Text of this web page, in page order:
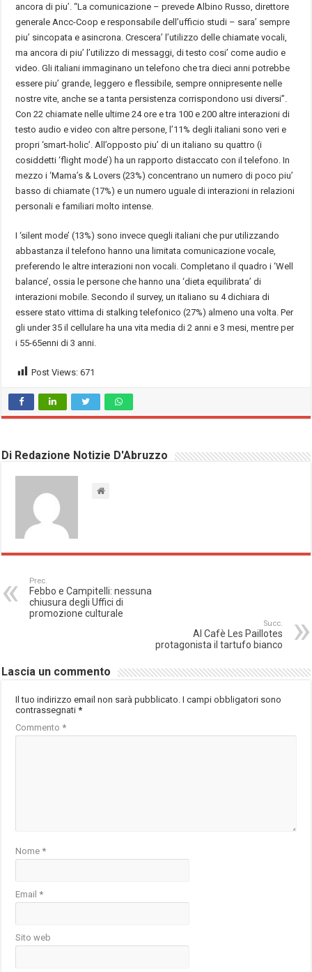
ancora di piu’. “La comunicazione – prevede Albino Russo, direttore
generale Ancc-Coop e responsabile dell’ufficio studi – sara’ sempre
piu’ sincopata e asincrona. Crescera’ l’utilizzo delle chiamate vocali,
ma ancora di piu’ l’utilizzo di messaggi, di testo cosi’ come audio e
video. Gli italiani immaginano un telefono che tra dieci anni potrebbe
essere piu’ grande, leggero e flessibile, sempre onnipresente nelle
nostre vite, anche se a tanta persistenza corrispondono usi diversi”.
Con 22 chiamate nelle ultime 24 ore e tra 100 e 200 altre interazioni di
testo audio e video con altre persone, l’11% degli italiani sono veri e
propri ‘smart-holic’. All’opposto piu’ di un italiano su quattro (i
cosiddetti ‘flight mode’) ha un rapporto distaccato con il telefono. In
mezzo i ‘Mama’s & Lovers (23%) concentrano un numero di poco piu’
basso di chiamate (17%) e un numero uguale di interazioni in relazioni
personali e familiari molto intense.
I ‘silent mode’ (13%) sono invece quegli italiani che pur utilizzando
abbastanza il telefono hanno una limitata comunicazione vocale,
preferendo le altre interazioni non vocali. Completano il quadro i ‘Well
balance’, ossia le persone che hanno una ‘dieta equilibrata’ di
interazioni mobile. Secondo il survey, un italiano su 4 dichiara di
essere stato vittima di stalking telefonico (27%) almeno una volta. Per
gli under 35 il cellulare ha una vita media di 2 anni e 3 mesi, mentre per
i 55-65enni di 3 anni.
Post Views: 671
Di Redazione Notizie D'Abruzzo
Prec.
Febbo e Campitelli: nessuna
chiusura degli Uffici di
promozione culturale
Succ.
Al Cafè Les Paillotes
protagonista il tartufo bianco
Lascia un commento
Il tuo indirizzo email non sarà pubblicato. I campi obbligatori sono
contrassegnati*
Commento*
Nome*
Email*
Sito web